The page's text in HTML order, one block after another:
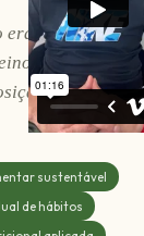
era saúde.
Hoje tenho
sustentável
de hábitos